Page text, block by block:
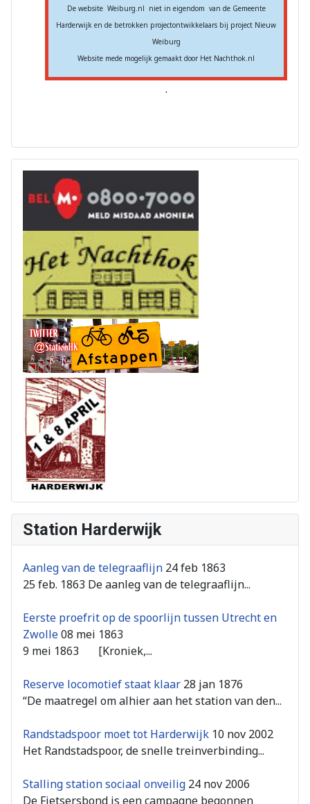
De website Weiburg.nl niet in eigendom van de Gemeente
Harderwijk en de betrokken projectontwikkelaars bij project Nieuw
Weiburg
Website mede mogelijk gemaakt door Het Nachthok.nl
.
Station Harderwijk
Aanleg van de telegraaflijn 24 feb 1863
25 feb. 1863 De aanleg van de telegraaflijn...
Eerste proefrit op de spoorlijn tussen Utrecht en
Zwolle08 mei 1863
9 mei 1863 [Kroniek,...
Reserve locomotief staat klaar 28 jan 1876
“De maatregel om alhier aan het station van den...
Randstadspoor moet tot Harderwijk 10 nov 2002
Het Randstadspoor, de snelle treinverbinding...
Stalling station sociaal onveilig 24 nov 2006
De Fietsersbond is een campagne begonnen